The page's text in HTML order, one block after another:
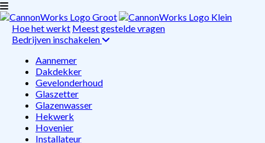
Hoe het werkt Meest gestelde vragen
Bedrijven inschakelen
Aannemer
Dakdekker
Gevelonderhoud
Glaszetter
Glazenwasser
Hekwerk
Hovenier
Installateur